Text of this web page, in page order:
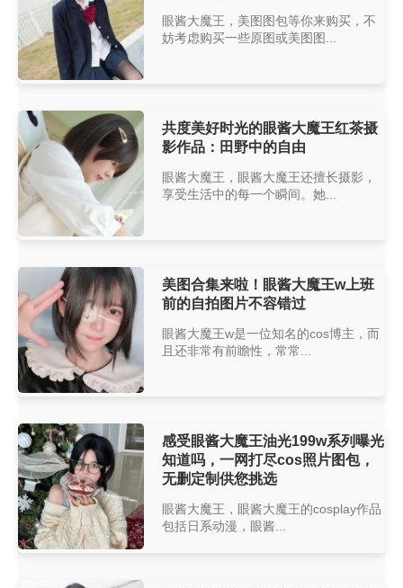
眼酱大魔王，美图图包等你来购买，不
妨考虑购买一些原图或美图图...
共度美好时光的眼酱大魔王红茶摄
影作品：田野中的自由
眼酱大魔王，眼酱大魔王还擅长摄影，
享受生活中的每一个瞬间。她...
美图合集来啦！眼酱大魔王w上班
前的自拍图片不容错过
眼酱大魔王w是一位知名的cos博主，而
且还非常有前瞻性，常常...
感受眼酱大魔王油光199w系列曝光
知道吗，一网打尽cos照片图包，
无删定制供您挑选
眼酱大魔王，眼酱大魔王的cosplay作品
包括日系动漫，眼酱...